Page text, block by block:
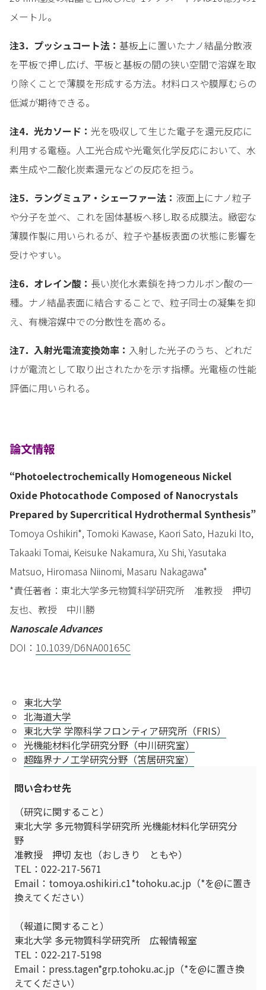
メートル。
注3．プッシュコート法： 基板上に置いたナノ結晶分散液
を平板で押し広げ、平板と基板の間の狭い空間で溶媒を取
り除くことで薄膜を形成する方法。材料ロスや膜厚むらの
低減が期待できる。
注4．光カソード： 光を吸収して生じた電子を還元反応に
利用する電極。人工光合成や光電気化学反応において、水
素生成や二酸化炭素還元などの反応を担う。
注5．ラングミュア・シェーファー法： 液面上にナノ粒子
や分子を並べ、これを固体基板へ移し取る成膜法。緻密な
薄膜作製に用いられるが、粒子や基板表面の状態に影響を
受けやすい。
注6．オレイン酸： 長い炭化水素鎖を持つカルボン酸の一
種。ナノ結晶表面に結合することで、粒子同士の凝集を抑
え、有機溶媒中での分散性を高める。
注7．入射光電流変換効率： 入射した光子のうち、どれだ
けが電流として取り出されたかを示す指標。光電極の性能
評価に用いられる。
論文情報
“Photoelectrochemically Homogeneous Nickel
Oxide Photocathode Composed of Nanocrystals
Prepared by Supercritical Hydrothermal Synthesis”
Tomoya Oshikiri*, Tomoki Kawase, Kaori Sato, Hazuki Ito,
Takaaki Tomai, Keisuke Nakamura, Xu Shi, Yasutaka
Matsuo, Hiromasa Niinomi, Masaru Nakagawa*
*責任著者：東北大学多元物質科学研究所 准教授 押切
友也、教授 中川勝
Nanoscale Advances
DOI： 10.1039/D6NA00165C
東北大学
北海道大学
東北大学 学際科学フロンティア研究所（FRIS）
光機能材料化学研究分野（中川研究室）
超臨界ナノ工学研究分野（笘居研究室）
問い合わせ先
（研究に関すること）
東北大学 多元物質科学研究所 光機能材料化学研究分
野
准教授 押切 友也（おしきり ともや）
TEL：022-217-5671
Email：tomoya.oshikiri.c1*tohoku.ac.jp（*を@に置き
換えてください）
（報道に関すること）
東北大学 多元物質科学研究所 広報情報室
TEL：022-217-5198
Email：press.tagen*grp.tohoku.ac.jp（*を@に置き換
えてください）